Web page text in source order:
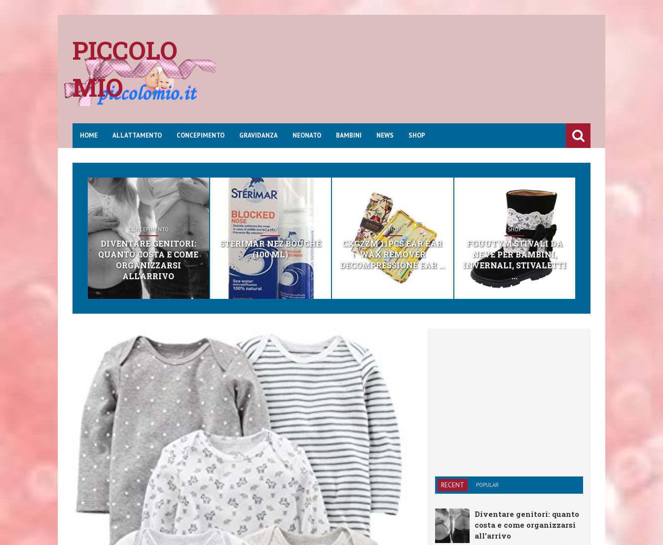
PICCOLO
MIO
HOME ALLATTAMENTO CONCEPIMENTO GRAVIDANZA NEONATO BAMBINI NEWS SHOP
CONCEPIMENTO
DIVENTARE GENITORI:
QUANTO COSTA E COME
ORGANIZZARSI
ALL’ARRIVO
SHOP
STERIMAR NEZ BOUCHÉ
(100 ML)
SHOP
CXGZZM 11PCS EAR EAR
WAX REMOVER
DECOMPRESSIONE EAR ...
SHOP
FGUUTYM STIVALI DA
NEVE PER BAMBINI,
INVERNALI, STIVALETTI
...
RECENT POPULAR
Diventare genitori: quanto
costa e come organizzarsi
all’arrivo